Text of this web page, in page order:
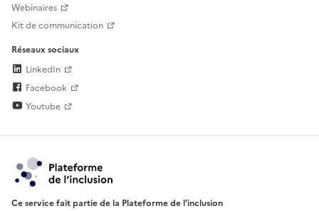
Webinaires
Kit de communication
Réseaux sociaux
LinkedIn
Facebook
Youtube
Ce service fait partie de la Plateforme de l’inclusion